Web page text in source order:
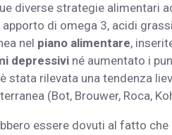
diverse strategie alimentari
di omega 3, acidi
nel piano alimentare,
depressivi né aumentato i
rilevata una tendenza
(Bot, Brouwer, Roca,
essere dovuti al fatto che